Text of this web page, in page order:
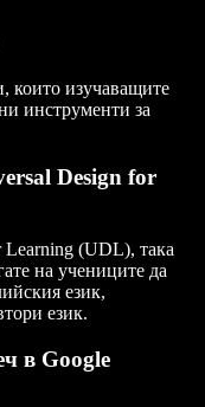
които изучаващите
инструменти за
Design for
Learning (UDL), така
на учениците да
език,
език.
в Google